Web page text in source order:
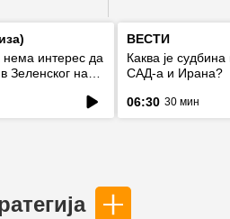
интерес да
Зеленског на
ВЕСТИ
Каква је
САД-а и Ирана?
06:30 30 мин